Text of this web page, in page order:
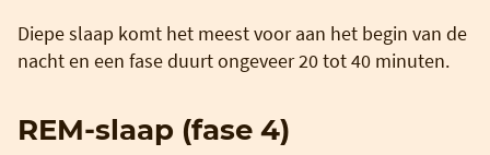
Diepe slaap komt het meest voor aan het begin van de
nacht en een fase duurt ongeveer 20 tot 40 minuten.
REM-slaap (fase 4)